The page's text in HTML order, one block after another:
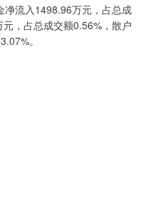
净流入1498.96万元，占总成
，占总成交额0.56%，散户
。